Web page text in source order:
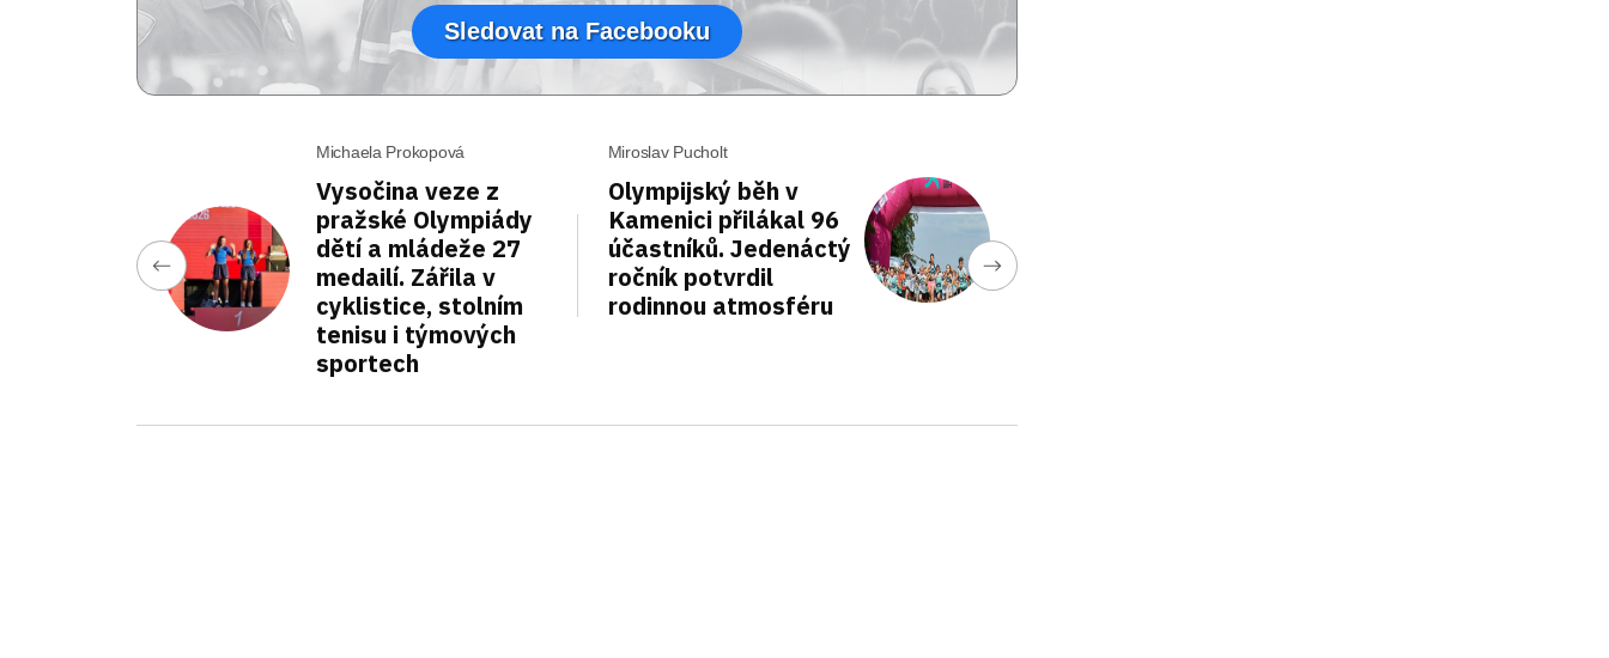
Sledovat na Facebooku
Michaela Prokopová
Vysočina veze z
pražské Olympiády
dětí a mládeže 27
medailí. Zářila v
cyklistice, stolním
tenisu i týmových
sportech
Miroslav Pucholt
Olympijský běh v
Kamenici přilákal 96
účastníků. Jedenáctý
ročník potvrdil
rodinnou atmosféru